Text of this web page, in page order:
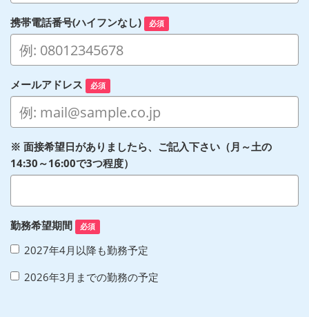
携帯電話番号(ハイフンなし) 必須
メールアドレス 必須
※ 面接希望日がありましたら、ご記入下さい（月～土の
14:30～16:00で3つ程度）
勤務希望期間 必須
2027年4月以降も勤務予定
2026年3月までの勤務の予定